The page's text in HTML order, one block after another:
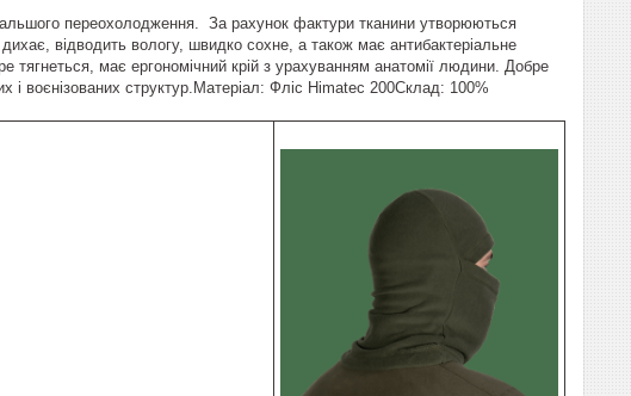
переохолодження. За рахунок фактури тканини утворюються
відводить вологу, швидко сохне, а також має антибактеріальне
має ергономічний крій з урахуванням анатомії людини. Добре
і воєнізованих структур.Матеріал: Фліс Himatec 200Склад: 100%